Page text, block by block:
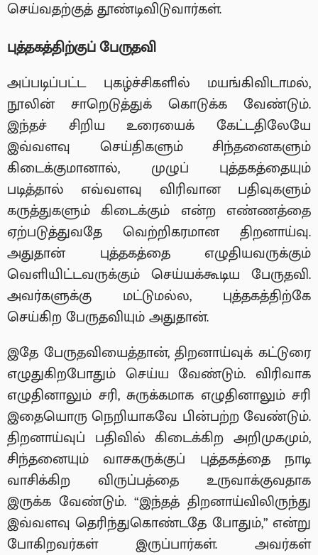
செய்வதற்குத் தூண்டிவிடுவார்கள்.
புத்தகத்திற்குப் பேருதவி
அப்படிப்பட்ட புகழ்ச்சிகளில் மயங்கிவிடாமல்,
நூலின் சாறெடுத்துக் கொடுக்க வேண்டும்.
இந்தச் சிறிய உரையைக் கேட்டதிலேயே
இவ்வளவு செய்திகளும் சிந்தனைகளும்
கிடைக்குமானால், முழுப் புத்தகத்தையும்
படித்தால் எவ்வளவு விரிவான பதிவுகளும்
கருத்துகளும் கிடைக்கும் என்ற எண்ணத்தை
ஏற்படுத்துவதே வெற்றிகரமான திறனாய்வு.
அதுதான் புத்தகத்தை எழுதியவருக்கும்
வெளியிட்டவருக்கும் செய்யக்கூடிய பேருதவி.
அவர்களுக்கு மட்டுமல்ல, புத்தகத்திற்கே
செய்கிற பேருதவியும் அதுதான்.
இதே பேருதவியைத்தான், திறனாய்வுக் கட்டுரை
எழுதுகிறபோதும் செய்ய வேண்டும். விரிவாக
எழுதினாலும் சரி, சுருக்கமாக எழுதினாலும் சரி
இதையொரு நெறியாகவே பின்பற்ற வேண்டும்.
திறனாய்வுப் பதிவில் கிடைக்கிற அறிமுகமும்,
சிந்தனையும் வாசகருக்குப் புத்தகத்தை நாடி
வாசிக்கிற விருப்பத்தை உருவாக்குவதாக
இருக்க வேண்டும். “இந்தத் திறனாய்விலிருந்து
இவ்வளவு தெரிந்துகொண்டதே போதும்,” என்று
போகிறவர்கள் இருப்பார்கள். அவர்கள்